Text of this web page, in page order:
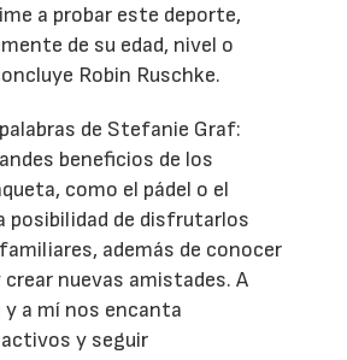
a probar este deporte,
de su edad, nivel o
Robin Ruschke.
de Stefanie Graf:
beneficios de los
como el pádel o el
posibilidad de disfrutarlos
además de conocer
nuevas amistades. A
y a mí nos encanta
y seguir